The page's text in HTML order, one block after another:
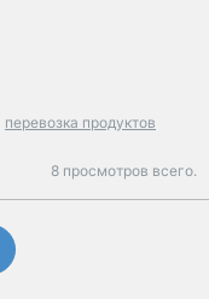
перевозка продуктов
8 просмотров всего.